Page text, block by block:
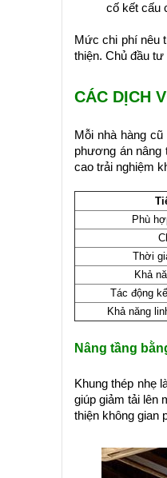
cố kết cấu
Mức chi phí nêu
thiện. Chủ đầu
CÁC DỊCH
Mỗi nhà hàng
phương án nâng
cao trải nghiệm
Phù
Thời
Khả
Tác động
Khả năng
Nâng tầng
Khung thép nhẹ
giúp giảm tải lên
thiện không gian